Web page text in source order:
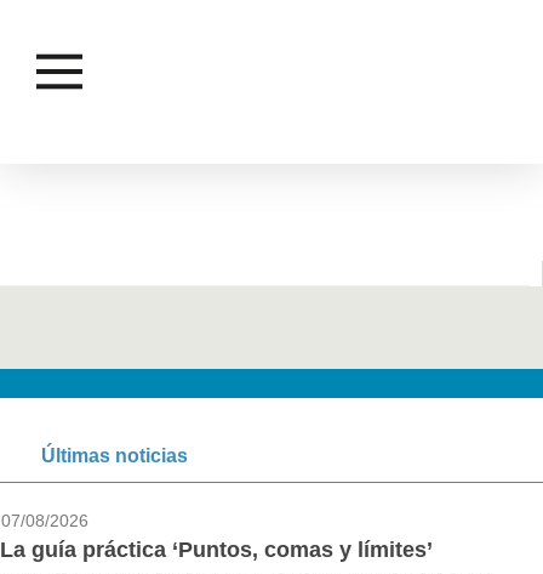
Últimas noticias
07/08/2026
La guía práctica ‘Puntos, comas y límites’